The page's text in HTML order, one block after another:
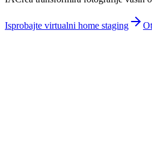
Isprobajte virtualni home staging